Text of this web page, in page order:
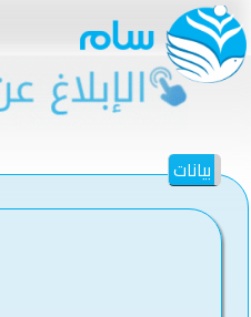
بيانات